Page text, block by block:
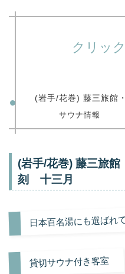
クリッ
(岩手/花巻) 藤三旅
サウナ情報
(岩手/花巻) 藤三旅
刻 十三月
日本百名湯にも選ばれ
貸切サウナ付き客室